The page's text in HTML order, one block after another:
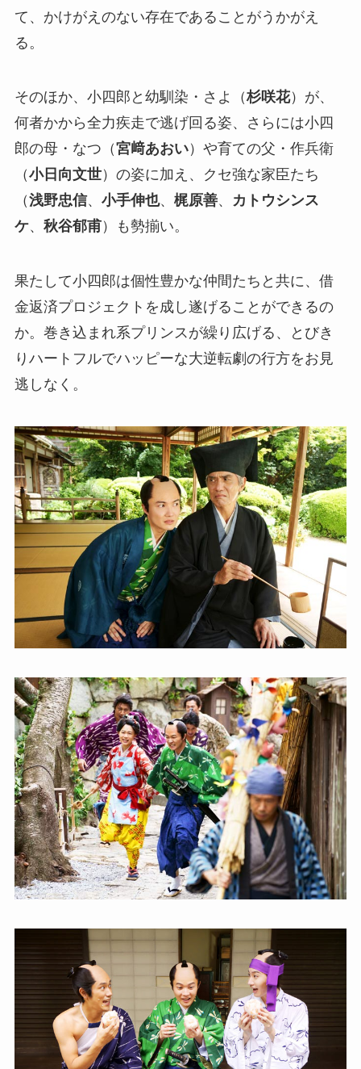
て、かけがえのない存在であることがうかがえ
る。
そのほか、小四郎と幼馴染・さよ（杉咲花）が、
何者かから全力疾走で逃げ回る姿、さらには小四
郎の母・なつ（宮﨑あおい）や育ての父・作兵衛
（小日向文世）の姿に加え、クセ強な家臣たち
（浅野忠信、 小手伸也、 梶原善、
カトウシンス
ケ、 秋谷郁甫）も勢揃い。
果たして小四郎は個性豊かな仲間たちと共に、借
金返済プロジェクトを成し遂げることができるの
か。巻き込まれ系プリンスが繰り広げる、とびき
りハートフルでハッピーな大逆転劇の行方をお見
逃しなく。